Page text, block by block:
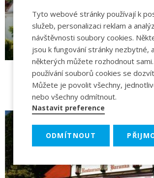
Hostinec Na Králíku
Tyto webové stránky používají k
služeb, personalizaci reklam a
návštěvnosti soubory cookies.
jsou k fungování stránky nezbytné,
některých můžete rozhodnout
používání souborů cookies se
Můžete je povolit všechny,
nebo všechny odmítnout.
Nastavit preference
ODMÍTNOUT